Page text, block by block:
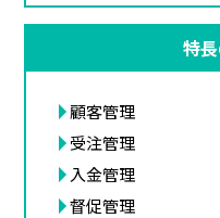
特
顧客管理
受注管理
入金管理
督促管理